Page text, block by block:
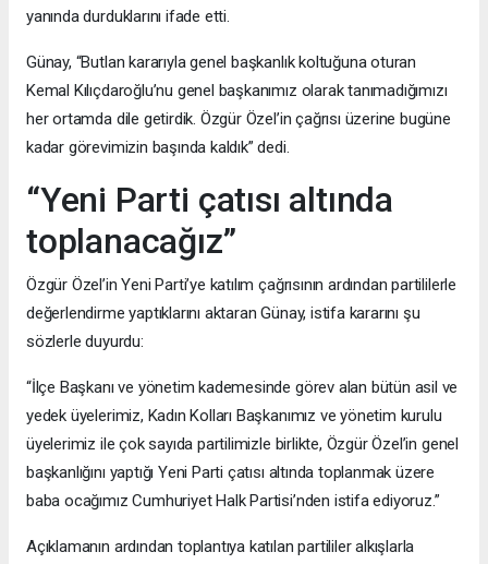
yanında durduklarını ifade etti.
Günay, “Butlan kararıyla genel başkanlık koltuğuna oturan
Kemal Kılıçdaroğlu’nu genel başkanımız olarak tanımadığımızı
her ortamda dile getirdik. Özgür Özel’in çağrısı üzerine bugüne
kadar görevimizin başında kaldık” dedi.
“Yeni Parti çatısı altında
toplanacağız”
Özgür Özel’in Yeni Parti’ye katılım çağrısının ardından partililerle
değerlendirme yaptıklarını aktaran Günay, istifa kararını şu
sözlerle duyurdu:
“İlçe Başkanı ve yönetim kademesinde görev alan bütün asil ve
yedek üyelerimiz, Kadın Kolları Başkanımız ve yönetim kurulu
üyelerimiz ile çok sayıda partilimizle birlikte, Özgür Özel’in genel
başkanlığını yaptığı Yeni Parti çatısı altında toplanmak üzere
baba ocağımız Cumhuriyet Halk Partisi’nden istifa ediyoruz.”
Açıklamanın ardından toplantıya katılan partililer alkışlarla